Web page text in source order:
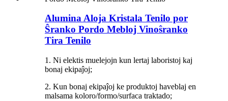
Alumina Aloja Kristala Tenilo por
Ŝranko Pordo Mebloj Vinoŝranko
Tira Tenilo
1. Ni elektis muelejojn kun lertaj laboristoj kaj
bonaj ekipaĵoj;
2. Kun bonaj ekipaĵoj ke produktoj haveblaj en
malsama koloro/formo/surfaca traktado;